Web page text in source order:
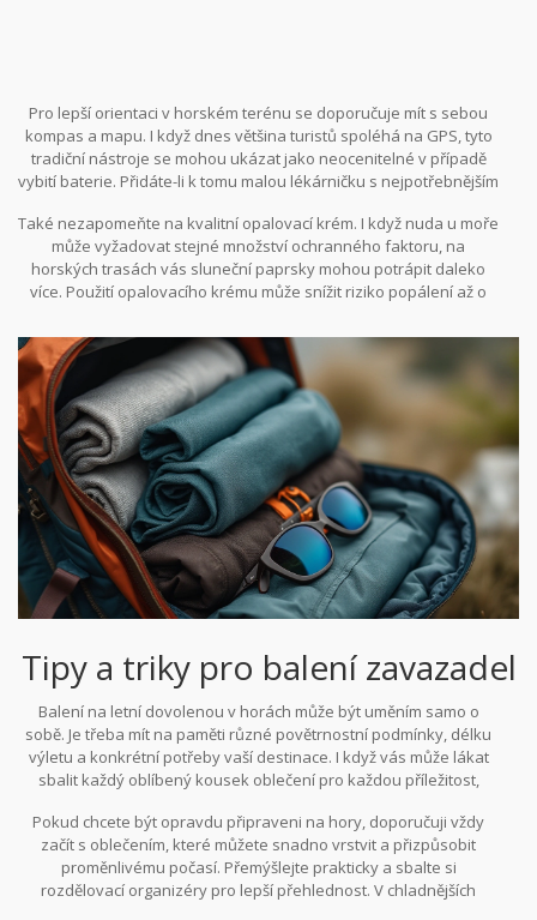
Pro lepší orientaci v horském terénu se doporučuje mít s sebou
kompas a mapu. I když dnes většina turistů spoléhá na GPS, tyto
tradiční nástroje se mohou ukázat jako neocenitelné v případě
vybití baterie. Přidáte-li k tomu malou lékárničku s nejpotřebnějším
situaci. Berte balení jako příležitost nejen zajistit si pohodlí, ale
také bezpečnost během svého dobrodružství.
Také nezapomeňte na kvalitní opalovací krém. I když nuda u moře
může vyžadovat stejné množství ochranného faktoru, na
horských trasách vás sluneční paprsky mohou potrápit daleko
více. Použití opalovacího krému může snížit riziko popálení až o
těchto nedotčených končinách je nezbytné myslet na každou
maličkost, která přispěje k vaší pohodlné a bezpečné cestě, a to je
nejdůležitější tip ze všech.
Tipy a triky pro balení zavazadel
Balení na letní dovolenou v horách může být uměním samo o
sobě. Je třeba mít na paměti různé povětrnostní podmínky, délku
výletu a konkrétní potřeby vaší destinace. I když vás může lákat
sbalit každý oblíbený kousek oblečení pro každou příležitost,
Začněte seznamem základních položek, které zahrnujíoblčení
na hory. To zahrnuje základní vrstvení – lehké tričko, mikinu či
fleece, větruvzdornou a voděodolnou bundu a kalhoty.
Pokud chcete být opravdu připraveni na hory, doporučuji vždy
začít s oblečením, které můžete snadno vrstvit a přizpůsobit
proměnlivému počasí. Přemýšlejte prakticky a sbalte si
rozdělovací organizéry pro lepší přehlednost. V chladnějších